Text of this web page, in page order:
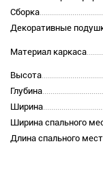
Сборка
Декоративные
Материал каркаса
Высота
Глубина
Ширина
Ширина спального
Длина спального